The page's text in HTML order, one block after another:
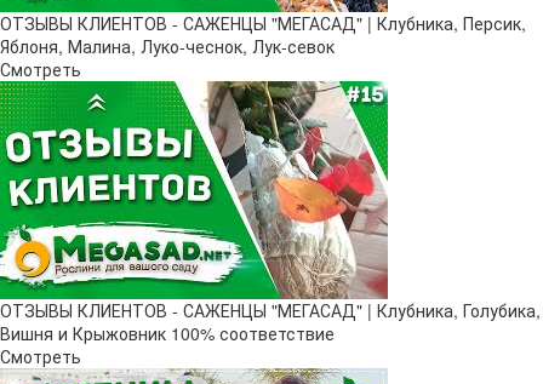
ОТЗЫВЫ КЛИЕНТОВ - САЖЕНЦЫ "МЕГАСАД" | Клубника, Персик,
Яблоня, Малина, Луко-чеснок, Лук-севок
Смотреть
ОТЗЫВЫ КЛИЕНТОВ - САЖЕНЦЫ "МЕГАСАД" | Клубника, Голубика,
Вишня и Крыжовник 100% соответствие
Смотреть